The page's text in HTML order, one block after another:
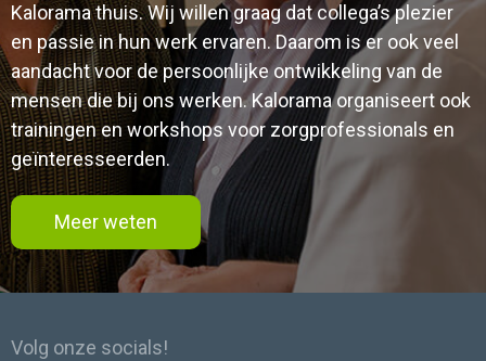
Kalorama thuis. Wij willen graag dat collega’s plezier
en passie in hun werk ervaren. Daarom is er ook veel
aandacht voor de persoonlijke ontwikkeling van de
mensen die bij ons werken. Kalorama organiseert ook
trainingen en workshops voor zorgprofessionals en
geïnteresseerden.
Meer weten
Volg onze socials!